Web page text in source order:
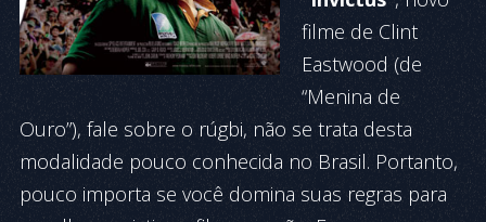
filme de Clint
Eastwood (de
“Menina de
Ouro”), fale sobre o rúgbi, não se trata desta
modalidade pouco conhecida no Brasil. Portanto,
pouco importa se você domina suas regras para